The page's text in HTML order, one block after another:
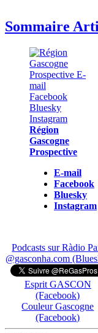
Sommaire
Région
Gascogne
Prospective
E-mail
Facebook
Bluesky
Instagram
Podcasts sur Ràdio
@gasconha.com
Esprit GASCON
(Facebook)
Couleur Gascogne
(Facebook)